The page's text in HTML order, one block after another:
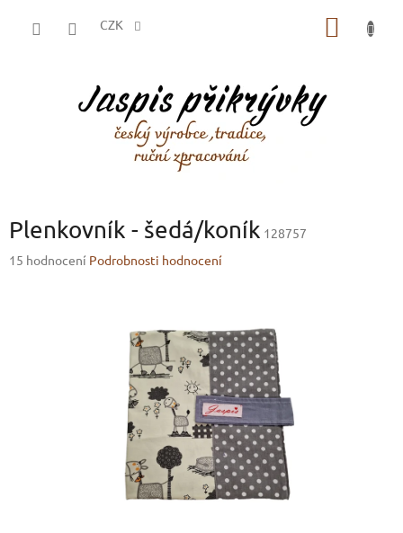
CZK
Plenkovník - šedá/koník 128757
Průměrné
15 hodnocení Podrobnosti hodnocení